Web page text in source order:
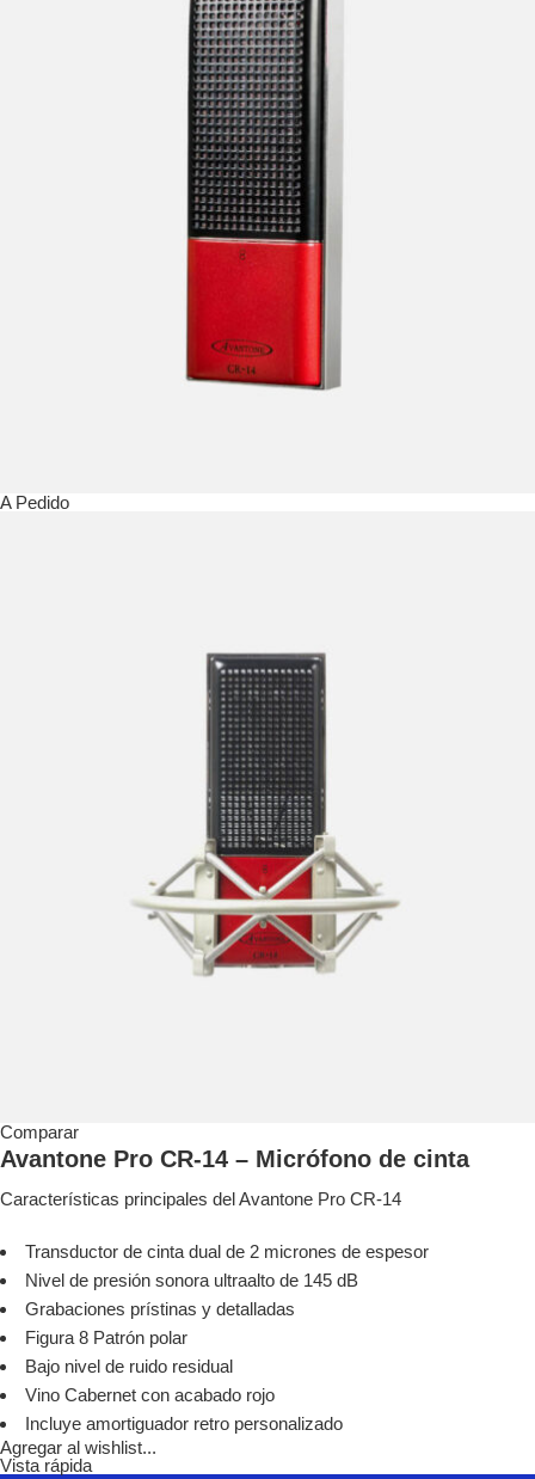
A Pedido
Comparar
Avantone Pro CR-14 – Micrófono de cinta
Características principales del Avantone Pro CR-14
Transductor de cinta dual de 2 micrones de espesor
Nivel de presión sonora ultraalto de 145 dB
Grabaciones prístinas y detalladas
Figura 8 Patrón polar
Bajo nivel de ruido residual
Vino Cabernet con acabado rojo
Incluye amortiguador retro personalizado
Agregar al wishlist...
Vista rápida